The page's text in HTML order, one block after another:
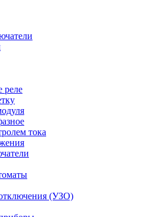
реле
тока
(УЗО)